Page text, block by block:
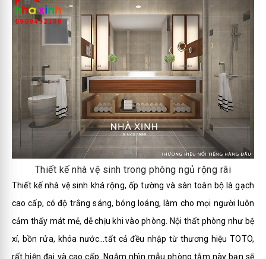
Thiết kế nhà vệ sinh trong phòng ngủ rộng rãi
Thiết kế nhà vệ sinh khá rộng, ốp tường và sàn toàn bộ là gạch
cao cấp, có độ trắng sáng, bóng loáng, làm cho mọi người luôn
cảm thấy mát mẻ, dễ chịu khi vào phòng. Nội thất phòng như bệ
xí, bồn rửa, khóa nước...tất cả đều nhập từ thương hiệu TOTO,
rất hiện đại và cao cấp. Ngắm nhìn mẫu phòng tắm này bạn sẽ